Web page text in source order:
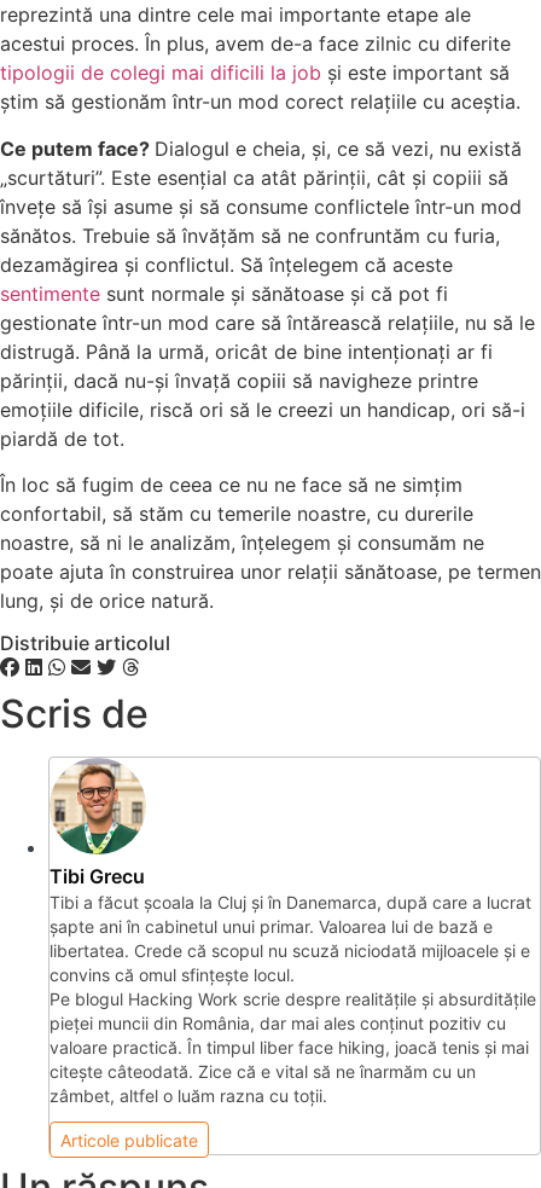
reprezintă una dintre cele mai importante etape ale
acestui proces. În plus, avem de-a face zilnic cu diferite
tipologii de colegi mai dificili la job și este important să
știm să gestionăm într-un mod corect relațiile cu aceștia.
Ce putem face? Dialogul e cheia, și, ce să vezi, nu există
„scurtături”. Este esențial ca atât părinții, cât și copiii să
învețe să își asume și să consume conflictele într-un mod
sănătos. Trebuie să învățăm să ne confruntăm cu furia,
dezamăgirea și conflictul. Să înțelegem că aceste
sentimente sunt normale și sănătoase și că pot fi
gestionate într-un mod care să întărească relațiile, nu să le
distrugă. Până la urmă, oricât de bine intenționați ar fi
părinții, dacă nu-și învață copiii să navigheze printre
emoțiile dificile, riscă ori să le creezi un handicap, ori să-i
piardă de tot.
În loc să fugim de ceea ce nu ne face să ne simțim
confortabil, să stăm cu temerile noastre, cu durerile
noastre, să ni le analizăm, înțelegem și consumăm ne
poate ajuta în construirea unor relații sănătoase, pe termen
lung, și de orice natură.
Distribuie articolul
Scris de
Tibi Grecu
Tibi a făcut școala la Cluj și în Danemarca, după care a lucrat
șapte ani în cabinetul unui primar. Valoarea lui de bază e
libertatea. Crede că scopul nu scuză niciodată mijloacele și e
convins că omul sfințește locul.
Pe blogul Hacking Work scrie despre realitățile și absurditățile
pieței muncii din România, dar mai ales conținut pozitiv cu
valoare practică. În timpul liber face hiking, joacă tenis și mai
citește câteodată. Zice că e vital să ne înarmăm cu un
zâmbet, altfel o luăm razna cu toții.
Articole publicate